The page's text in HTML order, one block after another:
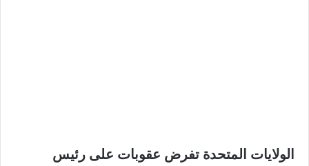
الولايات المتحدة تفرض عقوبات على رئيس